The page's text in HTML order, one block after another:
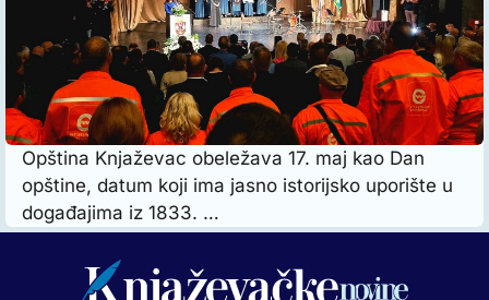
Opština Knjaževac obeležava 17. maj kao Dan
opštine, datum koji ima jasno istorijsko uporište u
događajima iz 1833. …